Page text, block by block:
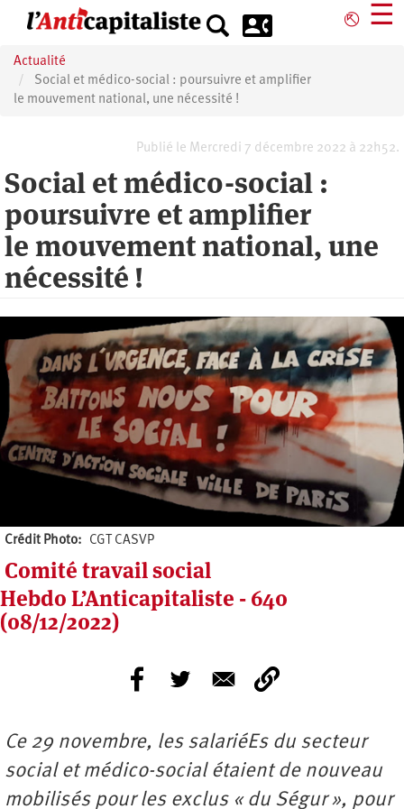
principal
⎋ ☰
Actualité
Social et médico-social : poursuivre et amplifier
le mouvement national, une nécessité !
Publié le Mercredi 7 décembre 2022 à 22h52.
Social et médico-social :
poursuivre et amplifier
le mouvement national, une
nécessité !
Crédit Photo CGT CASVP
Comité travail social
Hebdo L’Anticapitaliste - 640
(08/12/2022)
Ce 29 novembre, les salariéEs du secteur
social et médico-social étaient de nouveau
mobilisés pour les exclus « du Ségur », pour